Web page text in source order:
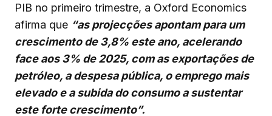
PIB no primeiro trimestre, a Oxford Economics
afirma que “as projecções apontam para um
crescimento de 3,8% este ano, acelerando
face aos 3% de 2025, com as exportações de
petróleo, a despesa pública, o emprego mais
elevado e a subida do consumo a sustentar
este forte crescimento”.